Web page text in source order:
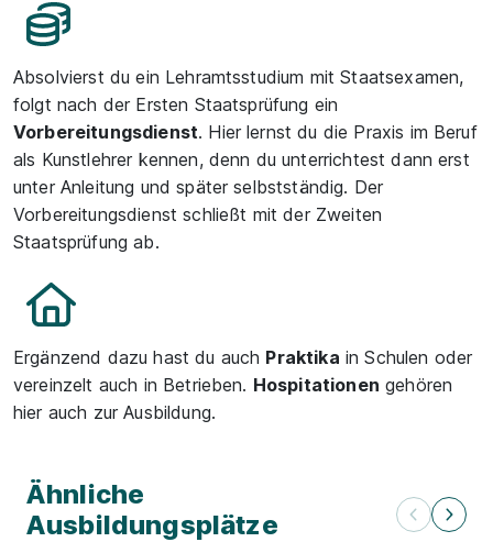
Absolvierst du ein Lehramtsstudium mit Staatsexamen,
folgt nach der Ersten Staatsprüfung ein
Vorbereitungsdienst. Hier lernst du die Praxis im Beruf
als Kunstlehrer kennen, denn du unterrichtest dann erst
unter Anleitung und später selbstständig. Der
Vorbereitungsdienst schließt mit der Zweiten
Staatsprüfung ab.
Ergänzend dazu hast du auch Praktika in Schulen oder
vereinzelt auch in Betrieben. Hospitationen gehören
hier auch zur Ausbildung.
Ähnliche
Ausbildungsplätze